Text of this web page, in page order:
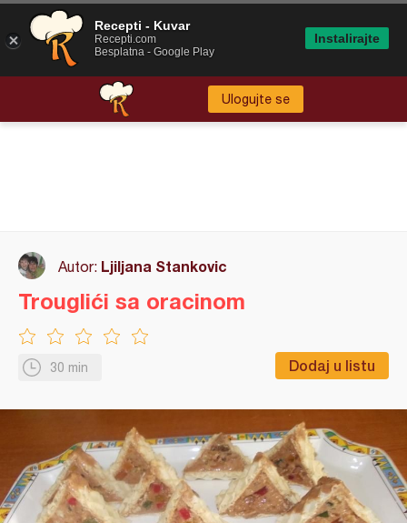
Ulogujte se
Autor: Ljiljana Stankovic
30 min Dodaj u listu
Trouglići sa oracinom
Recepti - Kuvar
Recepti.com
Besplatna - Google Play
Instalirajte